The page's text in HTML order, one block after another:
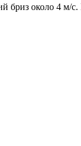
бриз около 4 м/